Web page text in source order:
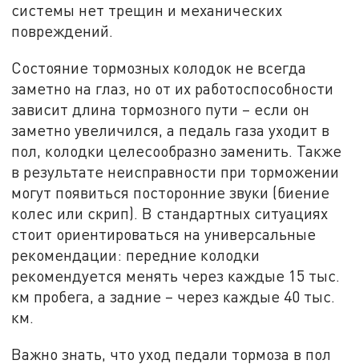
системы нет трещин и механических
повреждений.
Состояние тормозных колодок не всегда
заметно на глаз, но от их работоспособности
зависит длина тормозного пути – если он
заметно увеличился, а педаль газа уходит в
пол, колодки целесообразно заменить. Также
в результате неисправности при торможении
могут появиться посторонние звуки (биение
колес или скрип). В стандартных ситуациях
стоит ориентироваться на универсальные
рекомендации: передние колодки
рекомендуется менять через каждые 15 тыс.
км пробега, а задние – через каждые 40 тыс.
км.
Важно знать, что уход педали тормоза в пол